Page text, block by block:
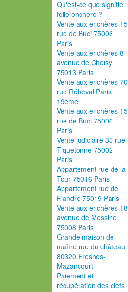
Qu'est-ce que signifie
folle enchère ?
Vente aux enchères 15
rue de Buci 75006
Paris
Vente aux enchères 8
avenue de Choisy
75013 Paris
Vente aux enchères 70
rue Rébeval Paris
19ème
Vente aux enchères 15
rue de Buci 75006
Paris
Vente judiciaire 33 rue
Tiquetonne 75002
Paris
Appartement rue de la
Tour 75016 Paris
Appartement rue de
Flandre 75019 Paris
Vente aux enchères 18
avenue de Messine
75008 Paris
Grande maison de
maître rue du château
80320 Fresnes-
Mazancourt
Paiement et
récupération des clefs